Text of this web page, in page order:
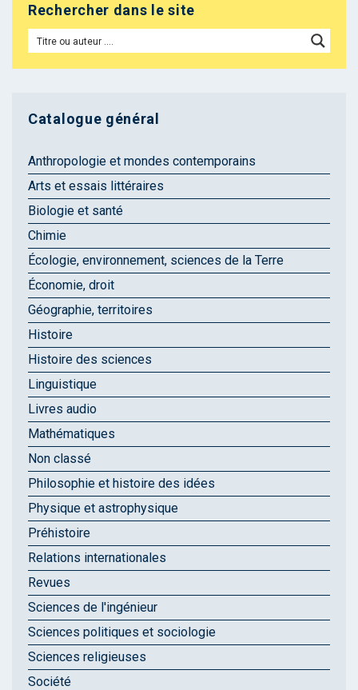
Rechercher dans le site
Catalogue général
Anthropologie et mondes contemporains
Arts et essais littéraires
Biologie et santé
Chimie
Écologie, environnement, sciences de la Terre
Économie, droit
Géographie, territoires
Histoire
Histoire des sciences
Linguistique
Livres audio
Mathématiques
Non classé
Philosophie et histoire des idées
Physique et astrophysique
Préhistoire
Relations internationales
Revues
Sciences de l'ingénieur
Sciences politiques et sociologie
Sciences religieuses
Société